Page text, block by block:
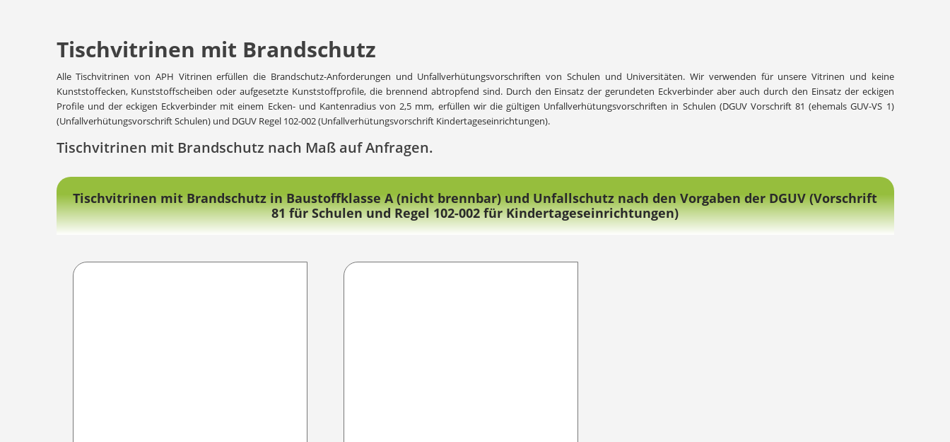
Tischvitrinen mit Brandschutz
Alle Tischvitrinen von APH Vitrinen erfüllen die Brandschutz-Anforderungen und Unfallverhütungsvorschriften von Schulen und Universitäten. Wir verwenden für unsere Vitrinen und keine
Kunststoffecken, Kunststoffscheiben oder aufgesetzte Kunststoffprofile, die brennend abtropfend sind. Durch den Einsatz der gerundeten Eckverbinder aber auch durch den Einsatz der eckigen
Profile und der eckigen Eckverbinder mit einem Ecken- und Kantenradius von 2,5 mm, erfüllen wir die gültigen Unfallverhütungsvorschriften in Schulen (DGUV Vorschrift 81 (ehemals GUV-VS 1)
(Unfallverhütungsvorschrift Schulen) und DGUV Regel 102-002 (Unfallverhütungsvorschrift Kindertageseinrichtungen).
Tischvitrinen mit Brandschutz nach Maß auf Anfragen.
Tischvitrinen mit Brandschutz in Baustoffklasse A (nicht brennbar) und Unfallschutz nach den Vorgaben der DGUV (Vorschrift
81 für Schulen und Regel 102-002 für Kindertageseinrichtungen)